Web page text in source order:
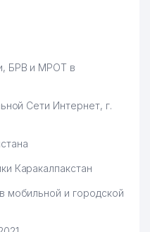
БРВ и МРОТ в
Сети Интернет, г.
Каракалпакстан
мобильной и городской